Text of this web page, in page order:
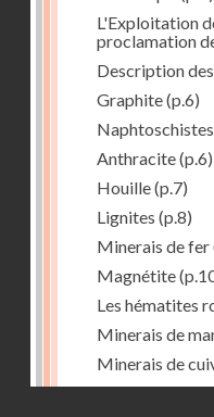
L'Exploitation
proclamation
Description
Graphite(p.6)
Naphtoschistes
Anthracite(p.6)
Houille(p.7)
Lignites (p.8)
Minerais de fer
Magnétite
Les hématites
Minerais de
Minerais de
Minerais de